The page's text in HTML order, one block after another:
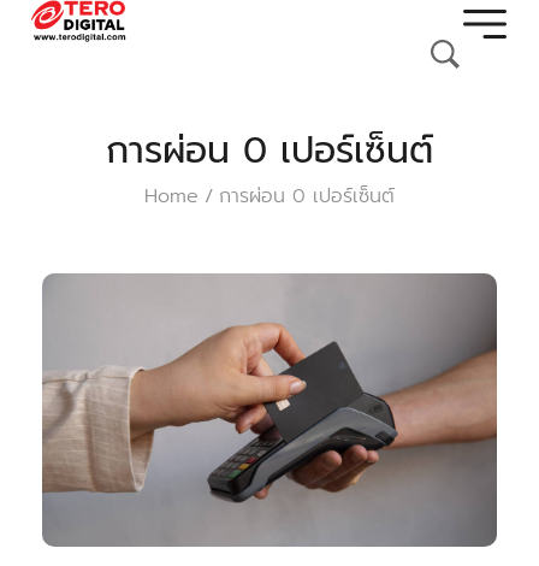
การผ่อน 0 เปอร์เซ็นต์
Home / การผ่อน 0 เปอร์เซ็นต์